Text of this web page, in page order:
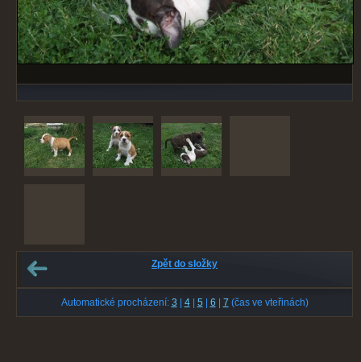
Zpět do složky
Automatické procházení: 3 4| 5 6 7 (čas ve vteřinách)